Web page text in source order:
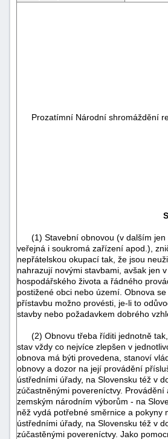
Prozatímní Národní shromáždění
(1) Stavební obnovou (v dalším jen
veřejná i soukromá zařízení apod.),
nepřátelskou okupací tak, že jsou
nahrazují novými stavbami, avšak jen
hospodářského života a řádného
postižené obci nebo území. Obnova
přístavbu možno provésti, je-li to
stavby nebo požadavkem dobrého
(2) Obnovu třeba říditi jednotně tak,
stav vždy co nejvíce zlepšen v
obnova má býti provedena, stanoví
obnovy a dozor na její provádění
ústředními úřady, na Slovensku též v
zúčastněnými povereníctvy.
zemským národním výborům - na
něž vydá potřebné směrnice a pokyny
ústředními úřady, na Slovensku též v
zúčastěnými povereníctvy. Jako